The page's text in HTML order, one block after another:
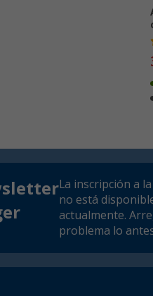
La inscripción a
no está
actualmente.
problema lo